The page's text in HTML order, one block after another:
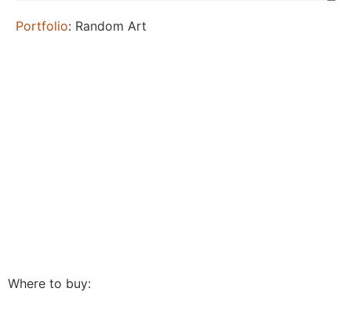
Portfolio: Random Art
Where to buy: